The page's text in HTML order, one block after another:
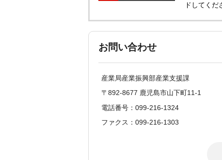
ドしてくだ
お問い合わせ
産業局産業振興部産業支援課
〒892-8677 鹿児島市山下町11-1
電話番号：099-216-1324
ファクス：099-216-1303